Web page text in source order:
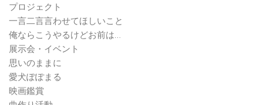
プロジェクト
一言二言言わせてほしいこと
俺ならこうやるけどお前は…
展示会・イベント
思いのままに
愛犬ぽぽまる
映画鑑賞